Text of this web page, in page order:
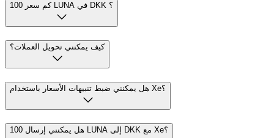
كم سعر 100 LUNA في DKK ؟
كيف يمكنني تحويل العملات؟
هل يمكنني ضبط تنبيهات الأسعار باستخدام Xe؟
هل يمكنني إرسال 100 LUNA إلى DKK مع Xe؟